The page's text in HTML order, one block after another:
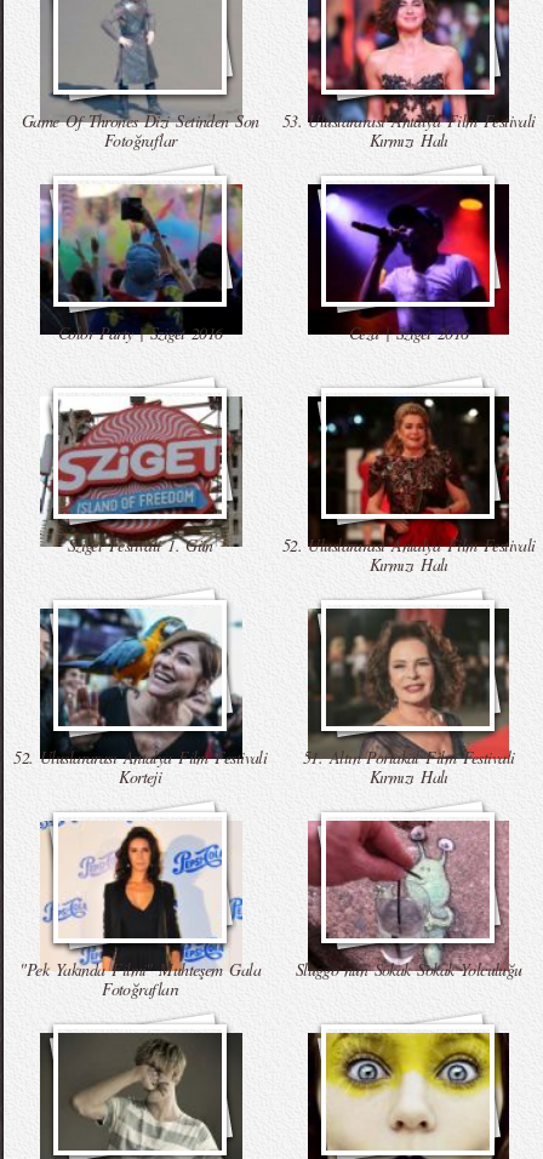
Game Of Thrones Dizi Setinden Son
Fotoğraflar
53. Uluslararası Antalya Film Festivali
Kırmızı Halı
Color Party | Sziget 2016 Ceza | Sziget 2016
Sziget Festivali 1. Gün
52. Uluslararası Antalya Film Festivali
Kırmızı Halı
52. Uluslararası Antalya Film Festivali
Korteji
51. Altın Portakal Film Festivali
Kırmızı Halı
"Pek Yakında Filmi" Muhteşem Gala
Fotoğrafları
Sluggo`nun Sokak Sokak Yolculuğu